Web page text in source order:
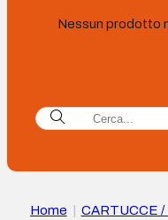
Nessun prodotto
Home CARTUCCE /